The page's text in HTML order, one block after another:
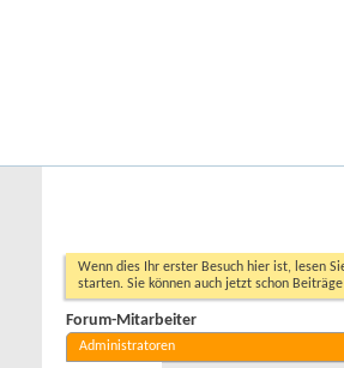
Wenn dies Ihr erster Besuch hier ist, lesen
starten. Sie können auch jetzt schon
Forum-Mitarbeiter
Administratoren